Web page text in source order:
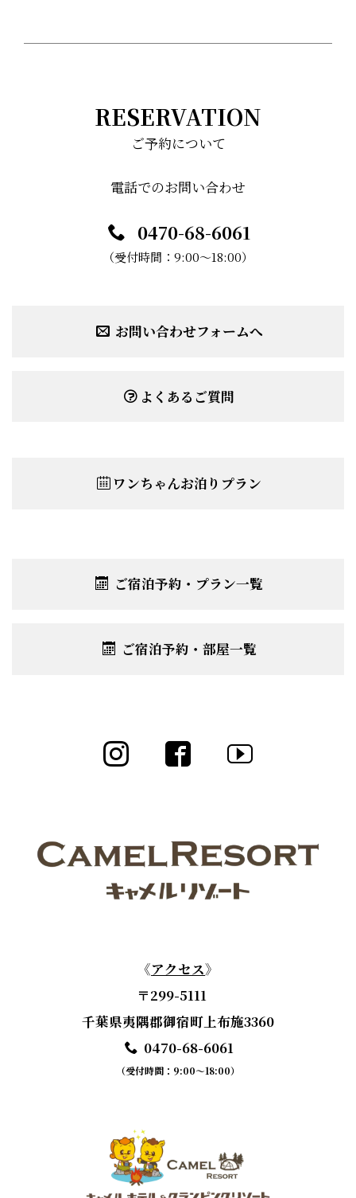
RESERVATION
ご予約について
電話でのお問い合わせ
0470-68-6061
（受付時間：9:00～18:00）
お問い合わせフォームへ
よくあるご質問
ワンちゃんお泊りプラン
ご宿泊予約・プラン一覧
ご宿泊予約・部屋一覧
《アクセス》
〒299-5111
千葉県夷隅郡御宿町上布施3360
0470-68-6061
（受付時間：9:00～18:00）